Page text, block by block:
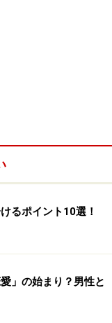
るポイント10選！
」の始まり？男性と